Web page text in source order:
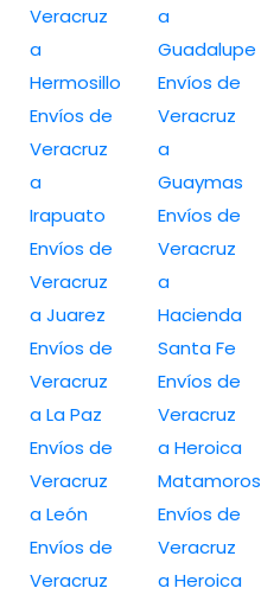
Veracruz
a
Hermosillo
Envíos de
Veracruz
a
Irapuato
Envíos de
Veracruz
a Juarez
Envíos de
Veracruz
a La Paz
Envíos de
Veracruz
a León
Envíos de
Veracruz
a
Guadalupe
Envíos de
Veracruz
a
Guaymas
Envíos de
Veracruz
a
Hacienda
Santa Fe
Envíos de
Veracruz
a Heroica
Matamoros
Envíos de
Veracruz
a Heroica